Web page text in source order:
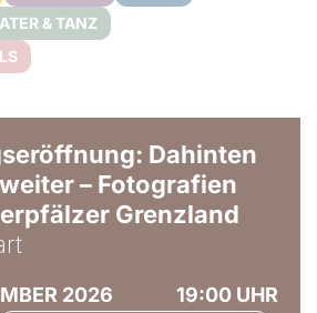
& TANZ
Dahinten
– Fotografien
Grenzland
2026 19:00 UHR